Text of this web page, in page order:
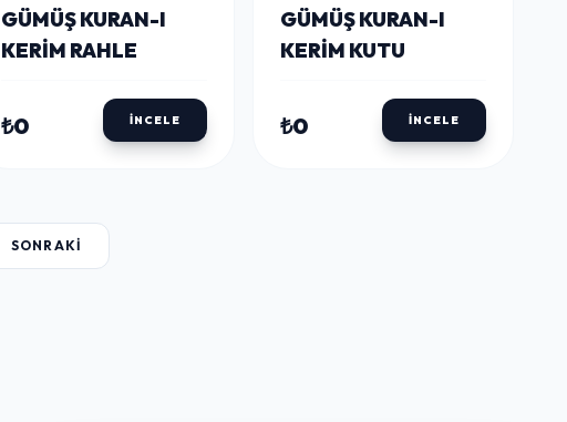
GÜMÜŞ KURAN-I
KERIM RAHLE
₺0 İNCELE
GÜMÜŞ KURAN-I
KERIM KUTU
₺0 İNCELE
SONRAKI